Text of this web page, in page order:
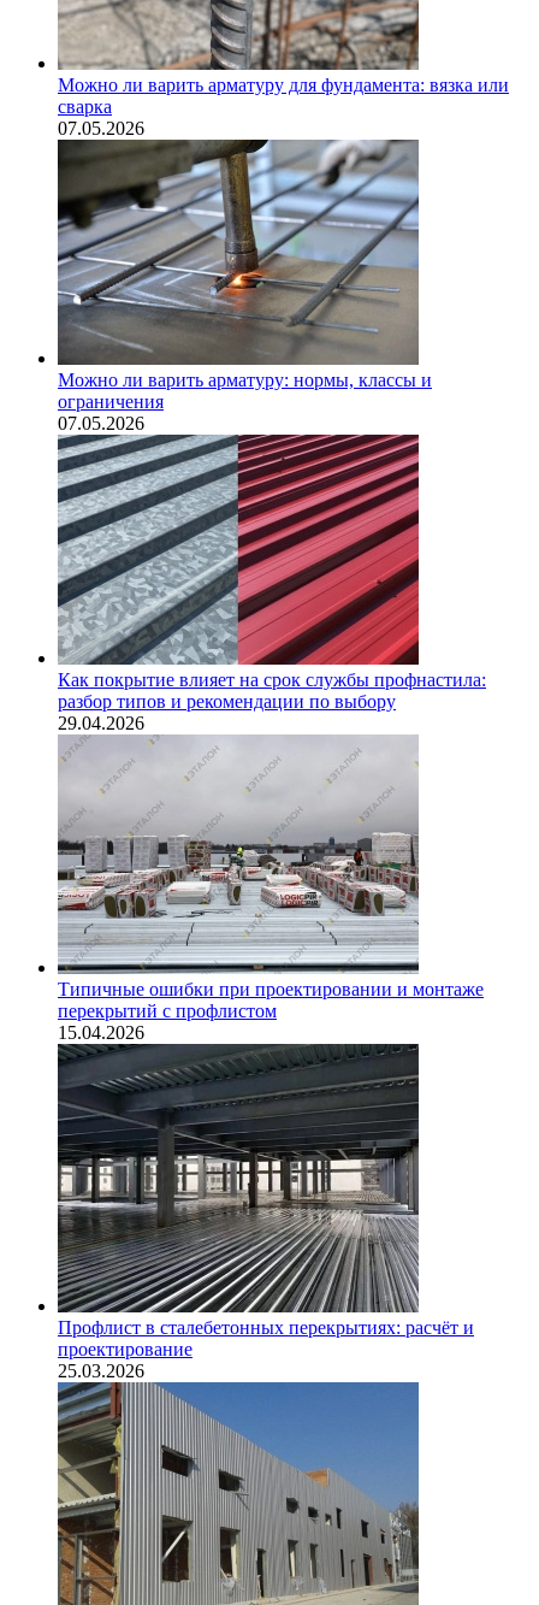
Можно ли варить арматуру для фундамента: вязка или
сварка
07.05.2026
Можно ли варить арматуру: нормы, классы и
ограничения
07.05.2026
Как покрытие влияет на срок службы профнастила:
разбор типов и рекомендации по выбору
29.04.2026
Типичные ошибки при проектировании и монтаже
перекрытий с профлистом
15.04.2026
Профлист в сталебетонных перекрытиях: расчёт и
проектирование
25.03.2026